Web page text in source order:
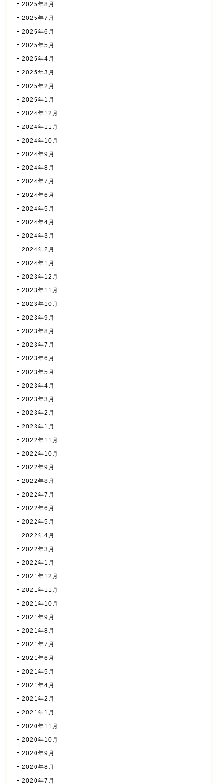
2025年8月
2025年7月
2025年6月
2025年5月
2025年4月
2025年3月
2025年2月
2025年1月
2024年12月
2024年11月
2024年10月
2024年9月
2024年8月
2024年7月
2024年6月
2024年5月
2024年4月
2024年3月
2024年2月
2024年1月
2023年12月
2023年11月
2023年10月
2023年9月
2023年8月
2023年7月
2023年6月
2023年5月
2023年4月
2023年3月
2023年2月
2023年1月
2022年11月
2022年10月
2022年9月
2022年8月
2022年7月
2022年6月
2022年5月
2022年4月
2022年3月
2022年1月
2021年12月
2021年11月
2021年10月
2021年9月
2021年8月
2021年7月
2021年6月
2021年5月
2021年4月
2021年2月
2021年1月
2020年11月
2020年10月
2020年9月
2020年8月
2020年7月